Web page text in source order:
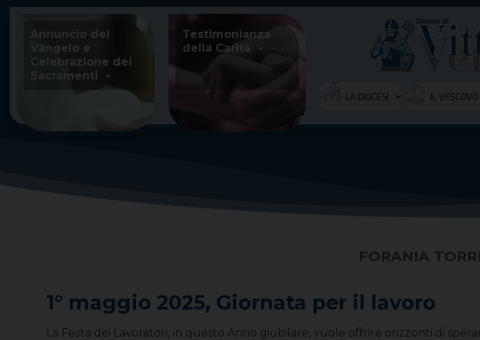
Skip
content
Annuncio del
Vangelo e
Celebrazione dei
Sacramenti
Testimonianza
della Carità
LA DIOCESI IL
FORANIA
1° maggio 2025, Giornata per il lavoro
La Festa dei Lavoratori, in questo Anno giubilare, vuole offrire orizzonti di